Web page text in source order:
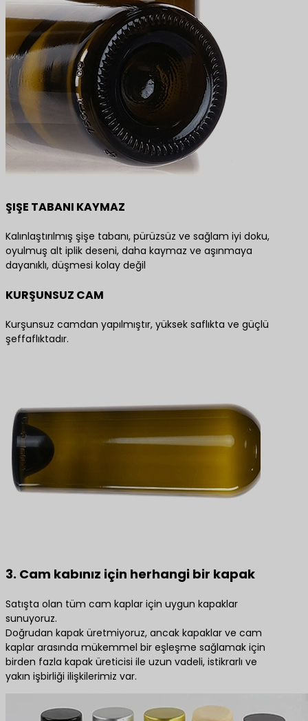
ŞIŞE TABANI KAYMAZ
Kalınlaştırılmış şişe tabanı, pürüzsüz ve sağlam iyi doku,
oyulmuş alt iplik deseni, daha kaymaz ve aşınmaya
dayanıklı, düşmesi kolay değil
KURŞUNSUZ CAM
Kurşunsuz camdan yapılmıştır, yüksek saflıkta ve güçlü
şeffaflıktadır.
3. Cam kabınız için herhangi bir kapak
Satışta olan tüm cam kaplar için uygun kapaklar
sunuyoruz.
Doğrudan kapak üretmiyoruz, ancak kapaklar ve cam
kaplar arasında mükemmel bir eşleşme sağlamak için
birden fazla kapak üreticisi ile uzun vadeli, istikrarlı ve
yakın işbirliği ilişkilerimiz var.